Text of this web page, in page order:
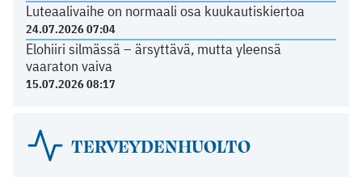
Luteaalivaihe on normaali osa kuukautiskiertoa
24.07.2026 07:04
Elohiiri silmässä – ärsyttävä, mutta yleensä
vaaraton vaiva
15.07.2026 08:17
TERVEYDENHUOLTO